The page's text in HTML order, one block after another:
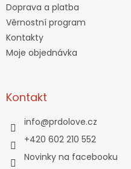
Doprava a platba
Věrnostní program
Kontakty
Moje objednávka
Kontakt
info@prdolove.cz
+420 602 210 552
Novinky na facebooku